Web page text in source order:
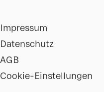
Impressum
Datenschutz
AGB
Cookie-Einstellungen